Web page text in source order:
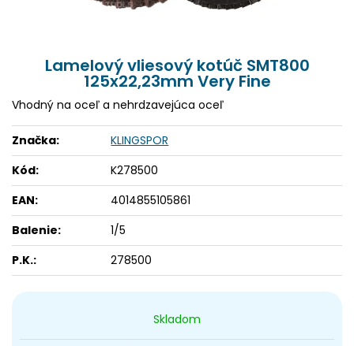
Skladom
Lamelový vliesový kotúč SMT800
125x22,23mm Very Fine
Vhodný na oceľ a nehrdzavejúca oceľ
Značka:
KLINGSPOR
Kód:
K278500
EAN:
4014855105861
Balenie:
1/5
P.K.:
278500